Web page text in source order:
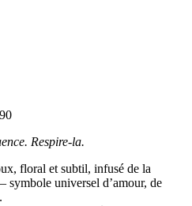
Respire-la.
floral et subtil, infusé de la
universel d’amour, de